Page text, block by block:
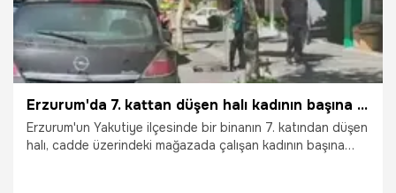
Erzurum'da 7. kattan düşen halı kadının başına isabet etti
Erzurum'un Yakutiye ilçesinde bir binanın 7. katından düşen
halı, cadde üzerindeki mağazada çalışan kadının başına